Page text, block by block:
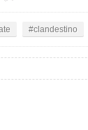
clandestino